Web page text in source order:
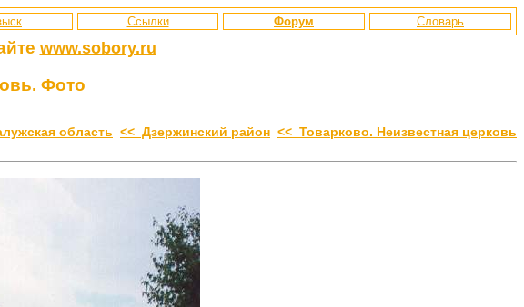
Ссылки Форум Словарь
www.sobory.ru
Фото
область << Дзержинский район << Товарково. Неизвестная церковь